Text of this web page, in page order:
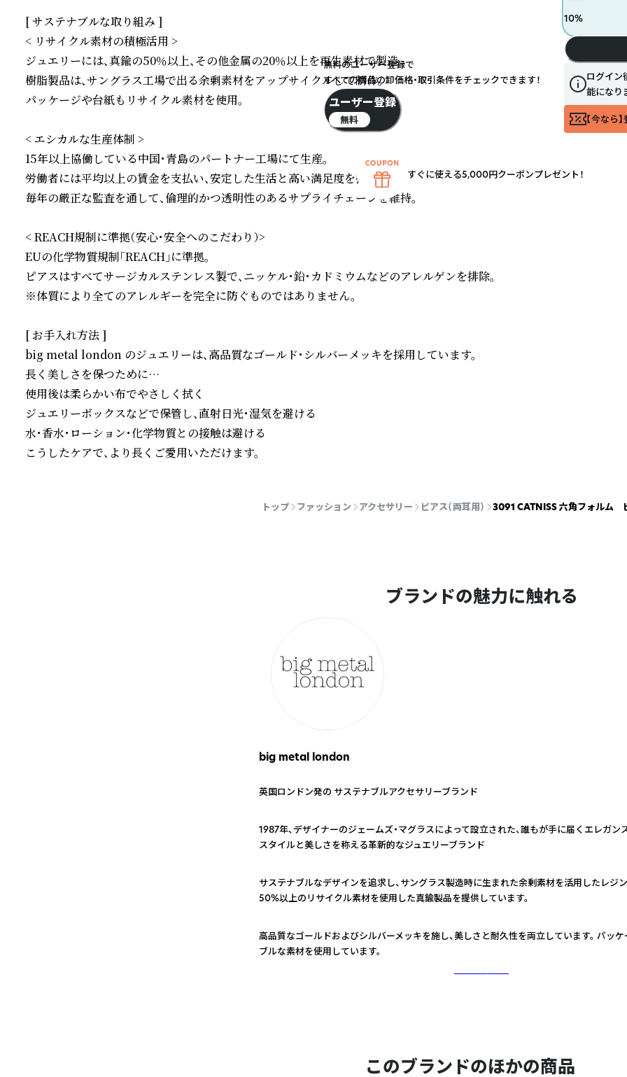
[ サステナブルな取り組み ]
< リサイクル素材の積極活用 >
ジュエリーには、真鍮の50％以上、その他金属の20％以上を再生素材で製造。
樹脂製品は、サングラス工場で出る余剰素材をアップサイクルして制作。
パッケージや台紙もリサイクル素材を使用。
< エシカルな生産体制 >
15年以上協働している中国・青島のパートナー工場にて生産。
労働者には平均以上の賃金を支払い、安定した生活と高い満足度を提供。
毎年の厳正な監査を通して、倫理的かつ透明性のあるサプライチェーンを維持。
< REACH規制に準拠（安心・安全へのこだわり）>
EUの化学物質規制「REACH」に準拠。
ピアスはすべてサージカルステンレス製で、ニッケル・鉛・カドミウムなどのアレルゲンを排除。
※体質により全てのアレルギーを完全に防ぐものではありません。
[ お手入れ方法 ]
big metal london のジュエリーは、高品質なゴールド・シルバーメッキを採用しています。
長く美しさを保つために…
使用後は柔らかい布でやさしく拭く
ジュエリーボックスなどで保管し、直射日光・湿気を避ける
水・香水・ローション・化学物質との接触は避ける
こうしたケアで、より長くご愛用いただけます。
10%
ログイン
能になり
【今なら
トップ ファッション アクセサリー ピアス（両耳用） 3091 CATNISS 六角フォルム
ブランドの魅力に触れる
big metal london
英国ロンドン発の サステナブルアクセサリーブランド
1987年、デザイナーのジェームズ・マグラスによって設立された、誰もが手に届くエレガン
スタイルと美しさを称える革新的なジュエリーブランド
サステナブルなデザインを追求し、サングラス製造時に生まれた余剰素材を活用したレジ
50%以上のリサイクル素材を使用した真鍮製品を提供しています。
高品質なゴールドおよびシルバーメッキを施し、美しさと耐久性を両立しています。 パッ
ブルな素材を使用しています。
このブランドのほかの商品
無料のユーザー登録で
すべての商品の卸価格・取引条件をチェックできます！
ユーザー登録
無料
すぐに使える5,000円クーポンプレゼント！